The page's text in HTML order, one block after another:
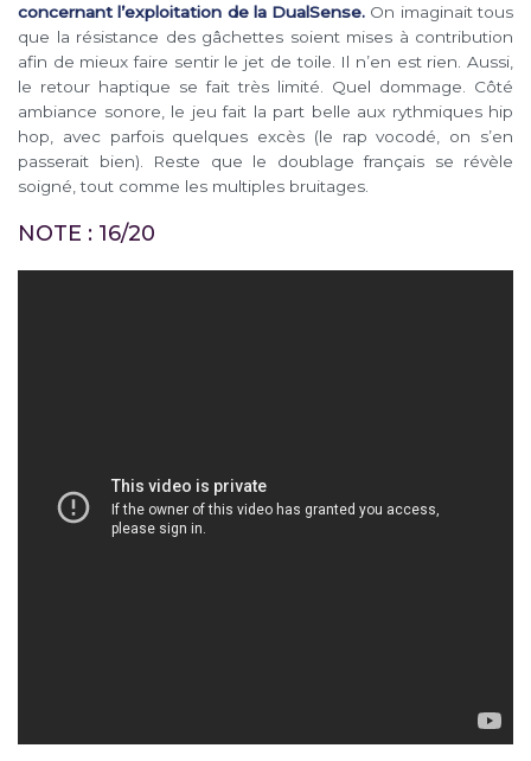
concernant l’exploitation de la DualSense. On imaginait tous
que la résistance des gâchettes soient mises à contribution
afin de mieux faire sentir le jet de toile. Il n’en est rien. Aussi,
le retour haptique se fait très limité. Quel dommage. Côté
ambiance sonore, le jeu fait la part belle aux rythmiques hip
hop, avec parfois quelques excès (le rap vocodé, on s’en
passerait bien). Reste que le doublage français se révèle
soigné, tout comme les multiples bruitages.
NOTE : 16/20